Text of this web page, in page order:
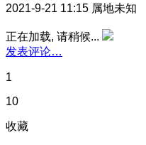
2021-9-21 11:15 属地未知
正在加载, 请稍候...
发表评论…
1
10
收藏